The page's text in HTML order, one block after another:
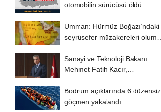
otomobilin sürücüsü öldü
Umman: Hürmüz Boğazı’ndaki
seyrüsefer müzakereleri olumlu
Sanayi ve Teknoloji Bakanı
Mehmet Fatih Kacır,
Bodrum açıklarında 6 düzensiz
göçmen yakalandı